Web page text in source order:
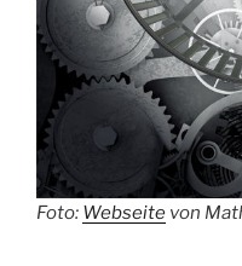
Foto: Webseite von